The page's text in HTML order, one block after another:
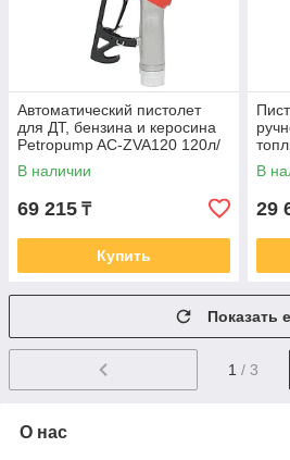
Автоматический пистолет
для ДТ, бензина и керосина
Petropump AC-ZVA120 120л/
мин PP710005
В наличии
69 215 ₸
Купить
В
29
Показать
1 / 3
О нас